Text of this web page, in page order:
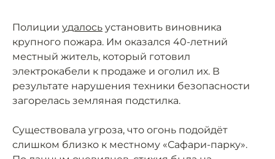
Полиции удалось установить виновника
крупного пожара. Им оказался 40-летний
местный житель, который готовил
электрокабели к продаже и оголил их. В
результате нарушения техники безопасности
загорелась земляная подстилка.
Существовала угроза, что огонь подойдёт
слишком близко к местному «Сафари-парку».